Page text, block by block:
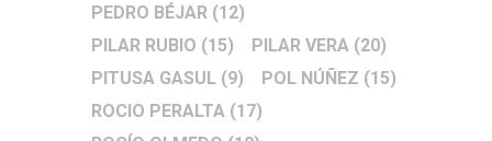
PEDRO BÉJAR (12)
PILAR RUBIO (15) PILAR VERA (20)
PITUSA GASUL (9) POL NÚÑEZ (15)
ROCIO PERALTA (17)